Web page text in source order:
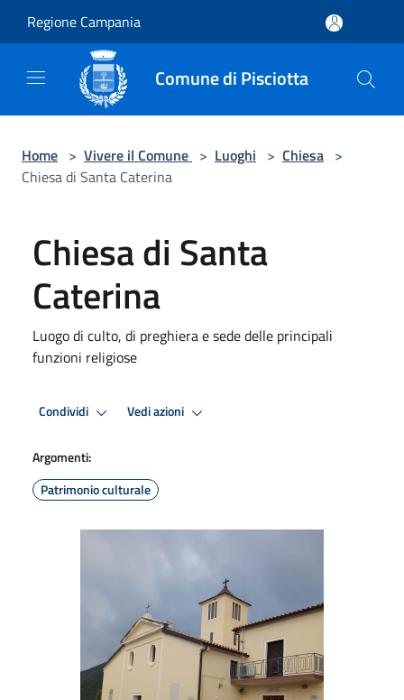
Regione Campania
Comune di Pisciotta
Home > Vivere il Comune > Luoghi > Chiesa >
Chiesa di Santa Caterina
Chiesa di Santa
Caterina
Luogo di culto, di preghiera e sede delle principali
funzioni religiose
Condividi Vedi azioni
Argomenti:
Patrimonio culturale